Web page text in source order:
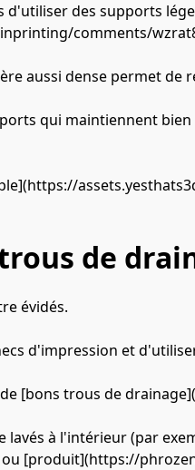
des supports
comments/
aussi dense permet
qui maintiennent
de
évidés.
d'impression et
[bons trous de
lavés à l'intérieur (par
ou [produit](https://